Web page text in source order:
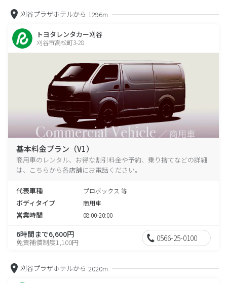
刈谷プラザホテルから 1296m
トヨタレンタカー刈谷
刈谷市高松町3-28
基本料金プラン（V1）
商用車のレンタル、お得な割引料金や予約、乗り捨てなどの詳細
は、こちらから各店舗にお電話ください。
代表車種 プロボックス 等
ボディタイプ 商用車
営業時間 08:00-20:00
6時間まで6,600円
免責補償制度1,100円 0566-25-0100
刈谷プラザホテルから 2020m